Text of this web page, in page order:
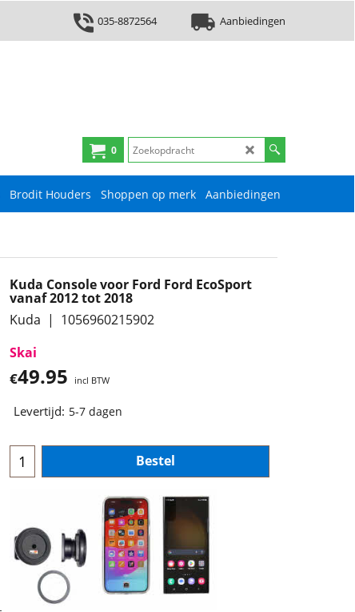
035-8872564 Aanbiedingen
0
Brodit Houders Shoppen op merk Aanbiedingen
Kuda Console voor Ford Ford EcoSport
vanaf 2012 tot 2018
Kuda
1056960215902
Skai
€49.95 incl BTW
Levertijd: 5-7 dagen
Bestel